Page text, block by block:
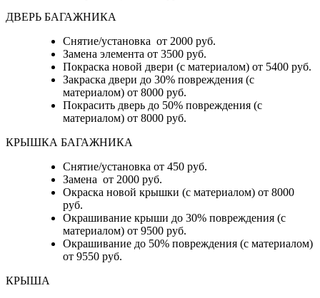
ДВЕРЬ БАГАЖНИКА
Снятие/установка от 2000 руб.
Замена элемента от 3500 руб.
Покраска новой двери (с материалом) от 5400 руб.
Закраска двери до 30% повреждения (с
материалом) от 8000 руб.
Покрасить дверь до 50% повреждения (с
материалом) от 8000 руб.
КРЫШКА БАГАЖНИКА
Снятие/установка от 450 руб.
Замена от 2000 руб.
Окраска новой крышки (с материалом) от 8000
руб.
Окрашивание крыши до 30% повреждения (с
материалом) от 9500 руб.
Окрашивание до 50% повреждения (с материалом)
от 9550 руб.
КРЫША